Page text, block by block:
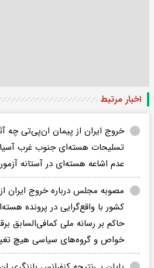
اخبار مرتبط
خروج ایران از پیمان ان‌پی‌تی چه
تسلیحات هسته‌ای جنوب غرب آسیا
عدم اشاعه هسته‌ای در آستانه
کشور با واقع‌گرایی در پرونده
حاکم بر رسانه ملی کمافی‌السابق
خواص و گروه‌های سیاسی هیچ